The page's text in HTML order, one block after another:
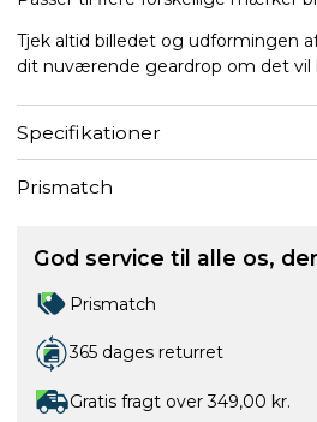
Tjek altid billedet og udformingen
dit nuværende geardrop om det vil
Specifikationer
Prismatch
God service til alle os,
Prismatch
365 dages returret
Gratis fragt over 349,00 kr.